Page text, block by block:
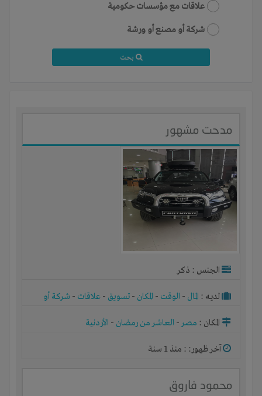
علاقات مع مؤسسات حكومية
شركة أو مصنع أو ورشة
مدحت مشهور
الجنس : ذكر
لديـه : المال - الوقت - المكان - تسويق - علاقات - شركة أو
المكان : مصر- العاشر من رمضان - الأردنية
آخر ظهور: : منذ 1 سنة
محمود فاروق